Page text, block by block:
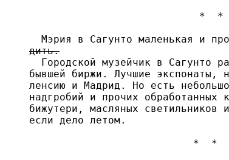
*  *
Мэрия в Сагунто маленькая и
дить.
Городской музейчик в Сагунто
бывшей биржи. Лучшие экспонаты,
ленсию и Мадрид. Но есть
надгробий и прочих обработанных
бижутери, масляных
если дело летом.
*  *